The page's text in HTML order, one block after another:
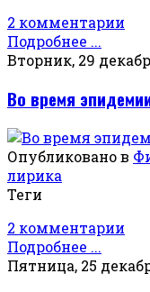
2 комментарии
Подробнее ...
Вторник, 29
Во время
Опубликовано в
лирика
Теги
2 комментарии
Подробнее ...
Пятница, 25